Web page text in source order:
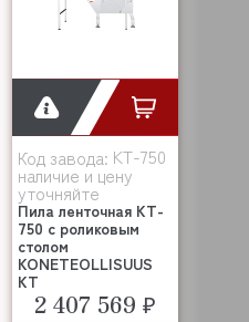
Код завода: KT-750
наличие и цену
уточняйте
Пила ленточная KT-
750 с роликовым
столом
KONETEOLLISUUS
KT
2 407 569 ₽